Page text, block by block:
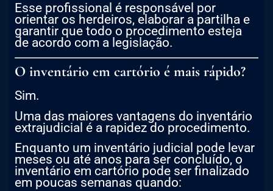
Esse profissional é responsável por
orientar os herdeiros, elaborar a partilha e
garantir que todo o procedimento esteja
de acordo com a legislação.
O inventário em cartório é mais rápido?
Sim.
Uma das maiores vantagens do inventário
extrajudicial é a rapidez do procedimento.
Enquanto um inventário judicial pode levar
meses ou até anos para ser concluído, o
inventário em cartório pode ser finalizado
em poucas semanas quando: